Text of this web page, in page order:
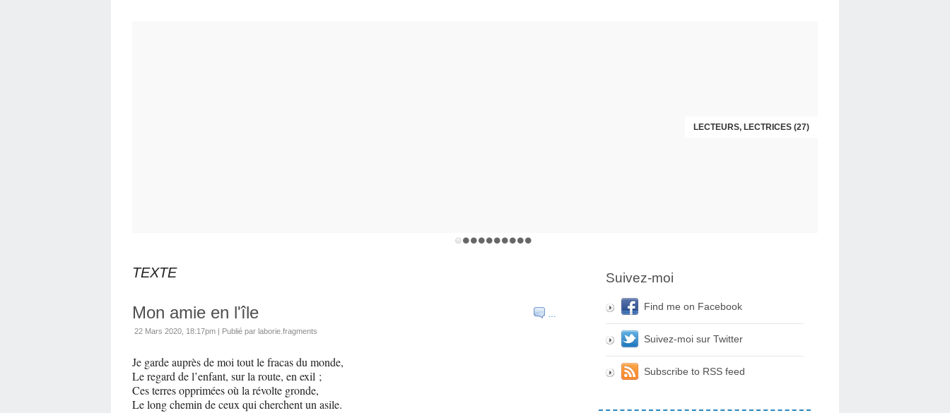
LECTEURS, LECTRICES (27)
LECTEURS, LECTRICES (26)
TEXTE
…
Mon amie en l'île
22 Mars 2020, 18:17pm | Publié par laborie.fragments
Je garde auprès de moi tout le fracas du monde,
Le regard de l’enfant, sur la route, en exil ;
Ces terres opprimées où la révolte gronde,
Le long chemin de ceux qui cherchent un asile.
Suivez-moi
Find me on Facebook
Suivez-moi sur Twitter
Subscribe to RSS feed